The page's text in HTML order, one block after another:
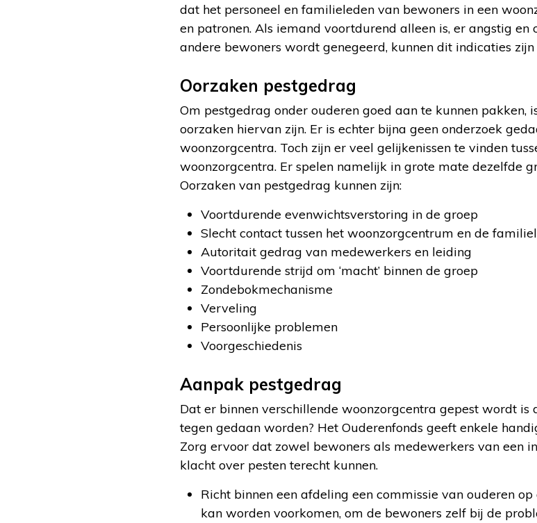
dat het personeel en familieleden van bewoners in een
en patronen. Als iemand voortdurend alleen is, er angstig
andere bewoners wordt genegeerd, kunnen dit indicaties
Oorzaken pestgedrag
Om pestgedrag onder ouderen goed aan te kunnen
oorzaken hiervan zijn. Er is echter bijna geen onderzoek
woonzorgcentra. Toch zijn er veel gelijkenissen te vinden
woonzorgcentra. Er spelen namelijk in grote mate dezelfde
Oorzaken van pestgedrag kunnen zijn:
Voortdurende evenwichtsverstoring in de groep
Slecht contact tussen het woonzorgcentrum en de
Autoritait gedrag van medewerkers en leiding
Voortdurende strijd om ‘macht’ binnen de groep
Zondebokmechanisme
Verveling
Persoonlijke problemen
Voorgeschiedenis
Aanpak pestgedrag
Dat er binnen verschillende woonzorgcentra gepest wordt
tegen gedaan worden? Het Ouderenfonds geeft enkele
Zorg ervoor dat zowel bewoners als medewerkers van een
klacht over pesten terecht kunnen.
Richt binnen een afdeling een commissie van ouderen
kan worden voorkomen, om de bewoners zelf bij de